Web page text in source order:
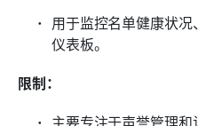
用于监控名单健康状
仪表板。
限制：
主要专注于声誉管理和